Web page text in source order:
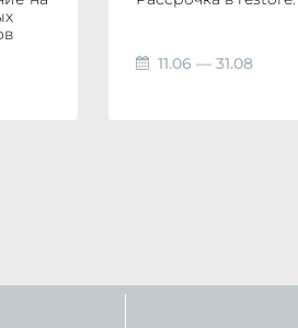
11.06 — 31.08